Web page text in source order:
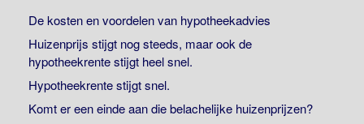
De kosten en voordelen van hypotheekadvies
Huizenprijs stijgt nog steeds, maar ook de
hypotheekrente stijgt heel snel.
Hypotheekrente stijgt snel.
Komt er een einde aan die belachelijke huizenprijzen?